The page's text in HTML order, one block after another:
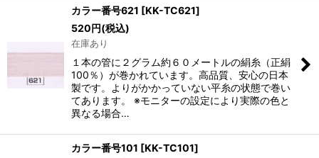
カラー番号621 [KK-TC621]
520円(税込)
在庫あり
１本の管に２グラム約６０メートルの絹糸（正絹
100％）が巻かれています。高品質、安心の日本
製です。よりがかかっていない平糸の状態で巻い
てあります。 ※モニターの設定により実際の色と
異なる場合…
カラー番号101 [KK-TC101]